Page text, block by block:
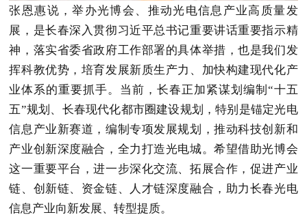
张恩惠说，举办光博会、推动光电信息产业高质量发
展，是长春深入贯彻习近平总书记重要讲话重要指示精
神，落实省委省政府工作部署的具体举措，也是我们发
挥科教优势，培育发展新质生产力、加快构建现代化产
业体系的重要抓手。当前，长春正加紧谋划编制“十五
五”规划、长春现代化都市圈建设规划，特别是锚定光电
信息产业新赛道，编制专项发展规划，推动科技创新和
产业创新深度融合，全力打造光电城。希望借助光博会
这一重要平台，进一步深化交流、拓展合作，促进产业
链、创新链、资金链、人才链深度融合，助力长春光电
信息产业向新发展、转型提质。